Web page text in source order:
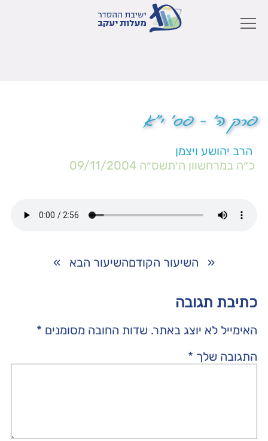
פרק ה' – פס' י"א
הרב יהושע ויצמן
כ״ה במרחשוון ה׳תשס״ה 09/11/2004
« השיעור הקודםהשיעור הבא »
כתיבת תגובה
האימייל לא יוצג באתר. שדות החובה מסומנים *
התגובה שלך *